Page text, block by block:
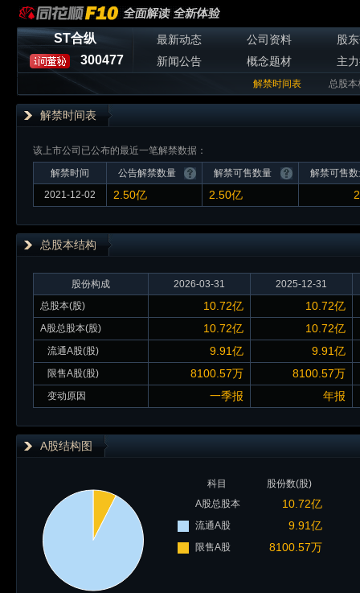
ST合纵
300477
最新动态 公司资料
股
新闻公告
概念题材 主
解禁时间表 总股本
解禁时间表
该上市公司已公布的最近一笔解禁数据：
解禁时间
公告解禁数量 解禁可售数量
解禁可售
2021-12-02
2.50亿 2.50亿
总股本结构
股份构成 2026-03-31
2025-12-31
总股本(股)
10.72亿 10.72亿
A股总股本(股) 10.72亿 10.72亿
流通A股(股) 9.91亿 9.91亿
限售A股(股) 8100.57万 8100.57万
变动原因 一季报 年报
A股结构图
科目
股份数(股)
A股总股本
10.72亿
流通A股 9.91亿
限售A股 8100.57万